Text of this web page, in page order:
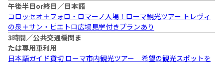
午後半日or終日／日本語
コロッセオ＋フォロ・ロマーノ入場！ローマ観光ツアー トレヴィ
の泉＋サン・ピエトロ広場見学付きプランあり
3時間／公共交通機関ま
たは専用車利用
日本語ガイド貸切 ローマ市内観光ツアー 希望の観光スポットを